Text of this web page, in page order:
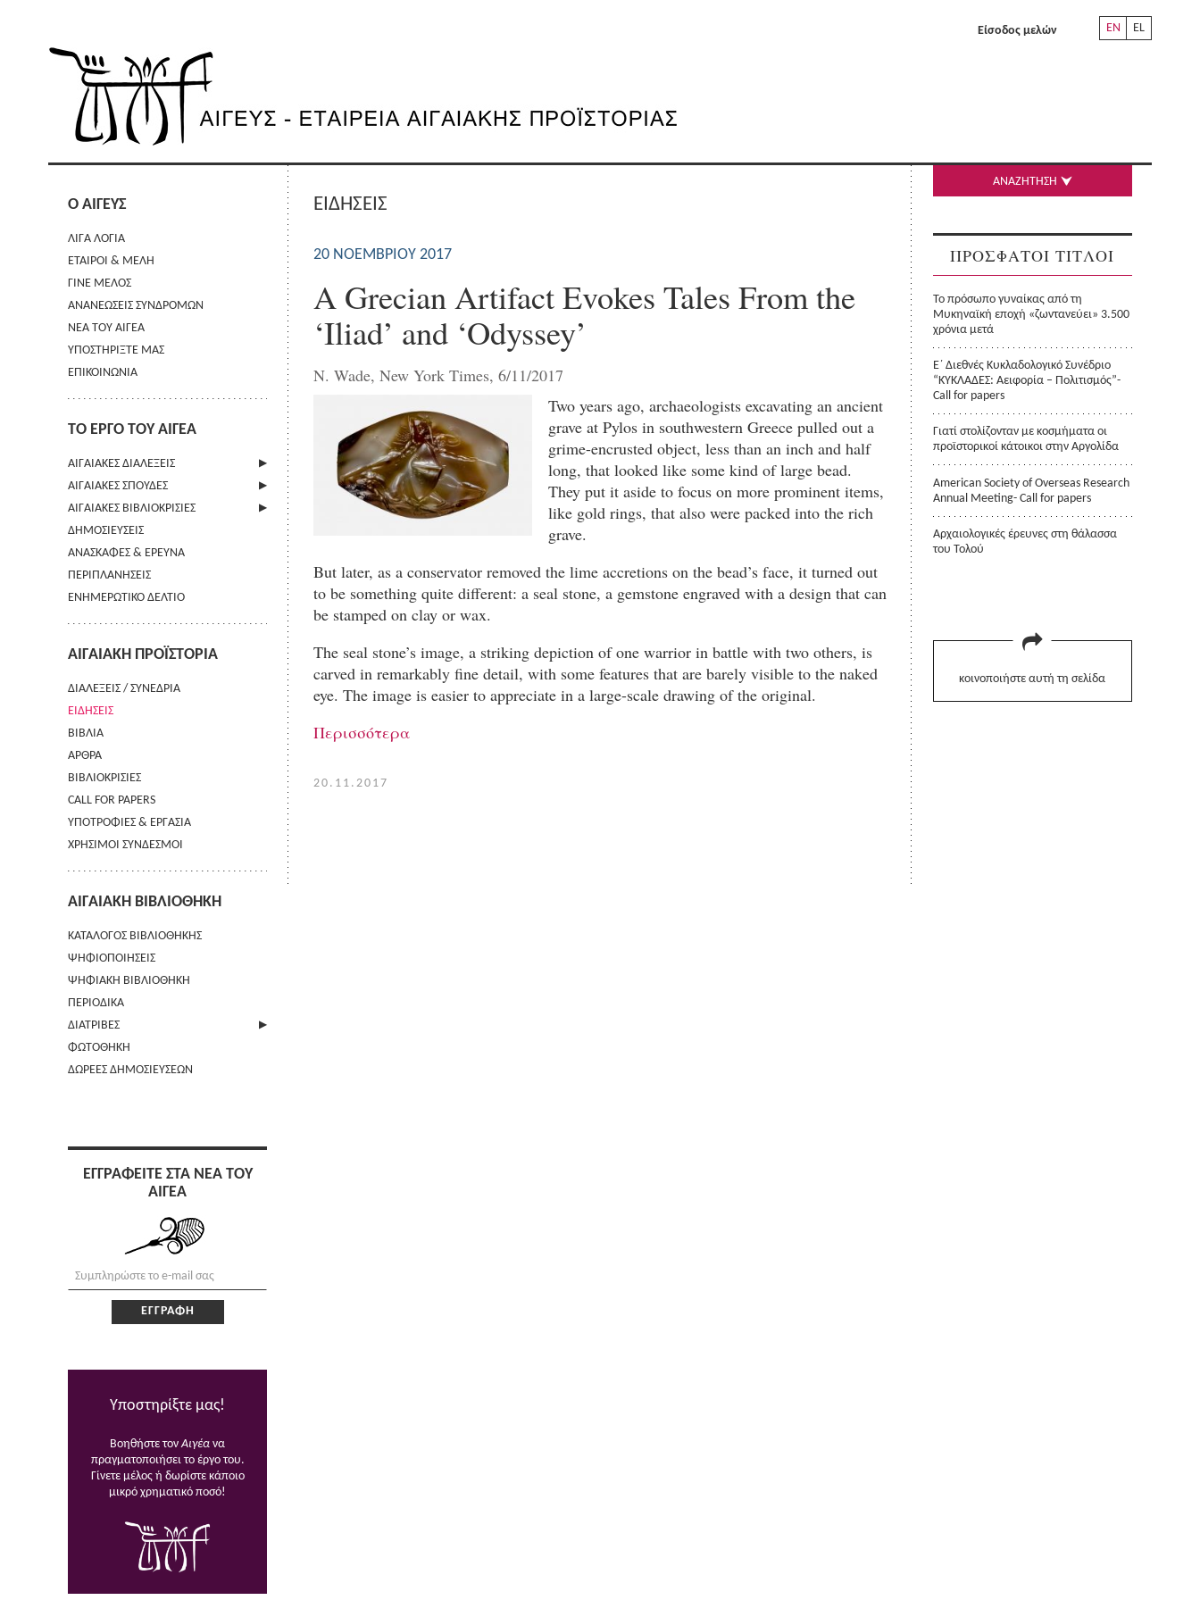
EN EL
Είσοδος μελών
Ο ΑΙΓΕΥΣ
ΛΙΓΑ ΛΟΓΙΑ
ΕΤΑΙΡΟΙ & ΜΕΛΗ
ΓΙΝΕ ΜΕΛΟΣ
ΑΝΑΝΕΩΣΕΙΣ ΣΥΝΔΡΟΜΩΝ
ΝΕΑ ΤΟΥ ΑΙΓΕΑ
ΥΠΟΣΤΗΡΙΞΤΕ ΜΑΣ
ΕΠΙΚΟΙΝΩΝΙΑ
ΤΟ ΕΡΓΟ ΤΟΥ ΑΙΓΕΑ
ΑΙΓΑΙΑΚΕΣ ΔΙΑΛΕΞΕΙΣ
ΠΛΗΡΟΦΟΡΙΕΣ
ΑΙΓΑΙΑΚΕΣ ΣΠΟΥΔΕΣ
ΠΛΗΡΟΦΟΡΙΕΣ
ΟΔΗΓΙΕΣ ΠΡΟΣ ΣΥΓΓΡΑΦΕΙΣ
ΟΡΟΙ ΧΡΗΣΗΣ
ΕΠΙΚΟΙΝΩΝΙΑ
ΑΙΓΑΙΑΚΕΣ ΒΙΒΛΙΟΚΡΙΣΙΕΣ
ΠΛΗΡΟΦΟΡΙΕΣ
ΔΗΜΟΣΙΕΥΣΕΙΣ
ΑΝΑΣΚΑΦΕΣ & ΕΡΕΥΝΑ
ΠΕΡΙΠΛΑΝΗΣΕΙΣ
ΕΝΗΜΕΡΩΤΙΚΟ ΔΕΛΤΙΟ
ΑΙΓΑΙΑΚΗ ΠΡΟΪΣΤΟΡΙΑ
ΔΙΑΛΕΞΕΙΣ / ΣΥΝΕΔΡΙΑ
ΕΙΔΗΣΕΙΣ
ΒΙΒΛΙΑ
ΑΡΘΡΑ
ΒΙΒΛΙΟΚΡΙΣΙΕΣ
CALL FOR PAPERS
ΥΠΟΤΡΟΦΙΕΣ & ΕΡΓΑΣΙΑ
ΧΡΗΣΙΜΟΙ ΣΥΝΔΕΣΜΟΙ
ΑΙΓΑΙΑΚΗ ΒΙΒΛΙΟΘΗΚΗ
ΚΑΤΑΛΟΓΟΣ ΒΙΒΛΙΟΘΗΚΗΣ
ΨΗΦΙΟΠΟΙΗΣΕΙΣ
ΨΗΦΙΑΚΗ ΒΙΒΛΙΟΘΗΚΗ
ΠΕΡΙΟΔΙΚΑ
ΔΙΑΤΡΙΒΕΣ
ΑΠΟΣΤΟΛΗ ΠΕΡΙΛΗΨΗΣ
ΦΩΤΟΘΗΚΗ
ΔΩΡΕΕΣ ΔΗΜΟΣΙΕΥΣΕΩΝ
ΕΓΓΡΑΦΕΙΤΕ ΣΤΑ ΝΕΑ ΤΟΥ
ΑΙΓΕΑ
Υποστηρίξτε μας!
Βοηθήστε τονΑιγέα να
πραγματοποιήσει το έργο του.
Γίνετε μέλος ή δωρίστε κάποιο
μικρό χρηματικό ποσό!
ΕΙΔΗΣΕΙΣ
20 ΝΟΕΜΒΡΊΟΥ 2017
A Grecian Artifact Evokes Tales From the
‘Iliad’ and ‘Odyssey’
N. Wade, New York Times, 6/11/2017
Two years ago, archaeologists excavating an ancient
grave at Pylos in southwestern Greece pulled out a
grime-encrusted object, less than an inch and half
long, that looked like some kind of large bead.
They put it aside to focus on more prominent items,
like gold rings, that also were packed into the rich
grave.
But later, as a conservator removed the lime accretions on the bead’s face, it turned out
to be something quite different: a seal stone, a gemstone engraved with a design that can
be stamped on clay or wax.
The seal stone’s image, a striking depiction of one warrior in battle with two others, is
carved in remarkably fine detail, with some features that are barely visible to the naked
eye. The image is easier to appreciate in a large-scale drawing of the original.
Περισσότερα
20.11.2017
ΑΝΑΖΗΤΗΣΗ
ΠΡΟΣΦΑΤΟΙ ΤΙΤΛΟΙ
Το πρόσωπο γυναίκας από τη
Μυκηναϊκή εποχή «ζωντανεύει» 3.500
χρόνια μετά
Ε΄ Διεθνές Κυκλαδολογικό Συνέδριο
“ΚΥΚΛΑΔΕΣ: Αειφορία – Πολιτισμός”-
Call for papers
Γιατί στολίζονταν με κοσμήματα οι
προϊστορικοί κάτοικοι στην Αργολίδα
American Society of Overseas Research
Annual Meeting- Call for papers
Αρχαιολογικές έρευνες στη θάλασσα
του Τολού
κοινοποιήστε αυτή τη σελίδα